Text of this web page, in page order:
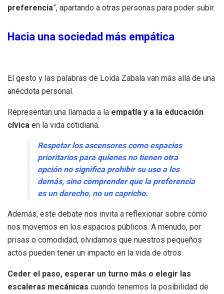
preferencia”, apartando a otras personas para poder subir.
Hacia una sociedad más empática
El gesto y las palabras de Loida Zabala van más allá de una
anécdota personal.
Representan una llamada a la empatía y a la educación
cívica en la vida cotidiana.
Respetar los ascensores como espacios
prioritarios para quienes no tienen otra
opción no significa prohibir su uso a los
demás, sino comprender que la preferencia
es un derecho, no un capricho.
Además, este debate nos invita a reflexionar sobre cómo
nos movemos en los espacios públicos. A menudo, por
prisas o comodidad, olvidamos que nuestros pequeños
actos pueden tener un impacto en la vida de otros.
Ceder el paso, esperar un turno más o elegir las
escaleras mecánicas cuando tenemos la posibilidad de